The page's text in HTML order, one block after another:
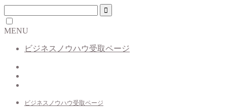
MENU
ビジネスノウハウ受取ページ
ビジネスノウハウ受取ページ